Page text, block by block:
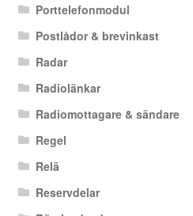
Porttelefonmodul
Postlådor & brevinkast
Radar
Radiolänkar
Radiomottagare & sändare
Regel
Relä
Reservdelar